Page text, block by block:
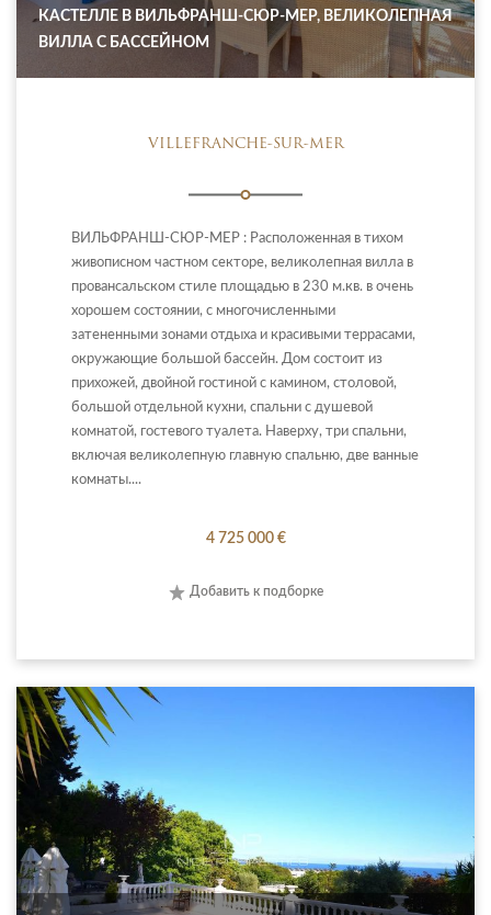
КАСТЕЛЛЕ В ВИЛЬФРАНШ-СЮР-МЕР, ВЕЛИКОЛЕПНАЯ
ВИЛЛА С БАССЕЙНОМ
VILLEFRANCHE-SUR-MER
ВИЛЬФРАНШ-СЮР-МЕР : Расположенная в тихом
живописном частном секторе, великолепная вилла в
провансальском стиле площадью в 230 м.кв. в очень
хорошем состоянии, с многочисленными
затененными зонами отдыха и красивыми террасами,
окружающие большой бассейн. Дом состоит из
прихожей, двойной гостиной с камином, столовой,
большой отдельной кухни, спальни с душевой
комнатой, гостевого туалета. Наверху, три спальни,
включая великолепную главную спальню, две ванные
комнаты....
4 725 000 €
Добавить к подборке